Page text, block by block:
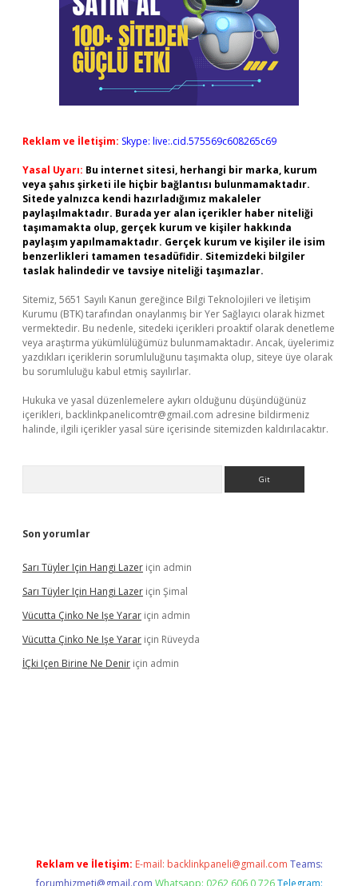
Reklam ve İletişim: Skype: live:.cid.575569c608265c69
Yasal Uyarı: Bu internet sitesi, herhangi bir marka, kurum
veya şahıs şirketi ile hiçbir bağlantısı bulunmamaktadır.
Sitede yalnızca kendi hazırladığımız makaleler
paylaşılmaktadır. Burada yer alan içerikler haber niteliği
taşımamakta olup, gerçek kurum ve kişiler hakkında
paylaşım yapılmamaktadır. Gerçek kurum ve kişiler ile isim
benzerlikleri tamamen tesadüfidir. Sitemizdeki bilgiler
taslak halindedir ve tavsiye niteliği taşımazlar.
Sitemiz, 5651 Sayılı Kanun gereğince Bilgi Teknolojileri ve İletişim
Kurumu (BTK) tarafından onaylanmış bir Yer Sağlayıcı olarak hizmet
vermektedir. Bu nedenle, sitedeki içerikleri proaktif olarak denetleme
veya araştırma yükümlülüğümüz bulunmamaktadır. Ancak, üyelerimiz
yazdıkları içeriklerin sorumluluğunu taşımakta olup, siteye üye olarak
bu sorumluluğu kabul etmiş sayılırlar.
Hukuka ve yasal düzenlemelere aykırı olduğunu düşündüğünüz
içerikleri, backlinkpanelicomtr@gmail.com adresine bildirmeniz
halinde, ilgili içerikler yasal süre içerisinde sitemizden kaldırılacaktır.
Son yorumlar
Sarı Tüyler Için Hangi Lazer için admin
Sarı Tüyler Için Hangi Lazer için Şimal
Vücutta Çinko Ne Işe Yarar için admin
Vücutta Çinko Ne Işe Yarar için Rüveyda
İÇki Içen Birine Ne Denir için admin
Reklam ve İletişim: E-mail: backlinkpaneli@gmail.com Teams:
forumhizmeti@gmail.com Whatsapp: 0262 606 0 726 Telegram: